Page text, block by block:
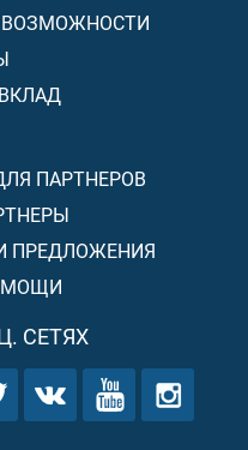
ПАРТНЕРОВ
ПРЕДЛОЖЕНИЯ
СЕТЯХ